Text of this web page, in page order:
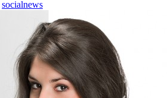
socialnews